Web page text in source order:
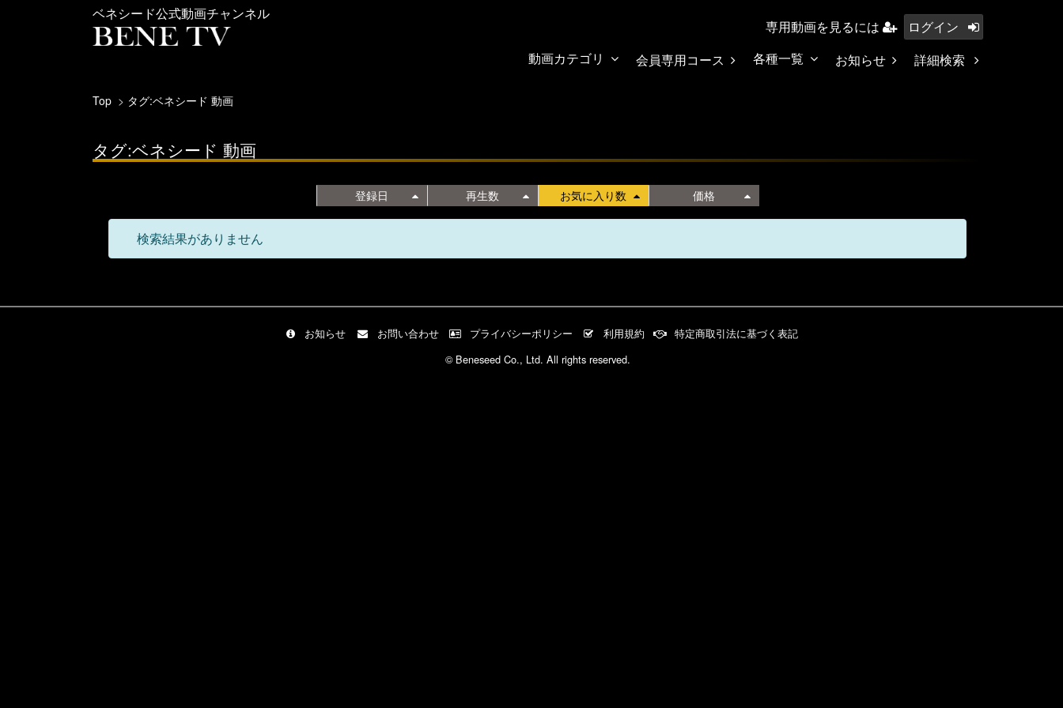
ベネシード公式動画チャンネル
専用動画を見るには
ログイン
動画カテゴリ
会員専用コース 各種一覧 お知らせ 詳細検索
Top タグ:ベネシード 動画
タグ:ベネシード 動画
登録日 再生数 お気に入り数 価格
検索結果がありません
お知らせ お問い合わせ プライバシーポリシー 利用規約
特定商取引法に基づく表記
© Beneseed Co., Ltd. All rights reserved.